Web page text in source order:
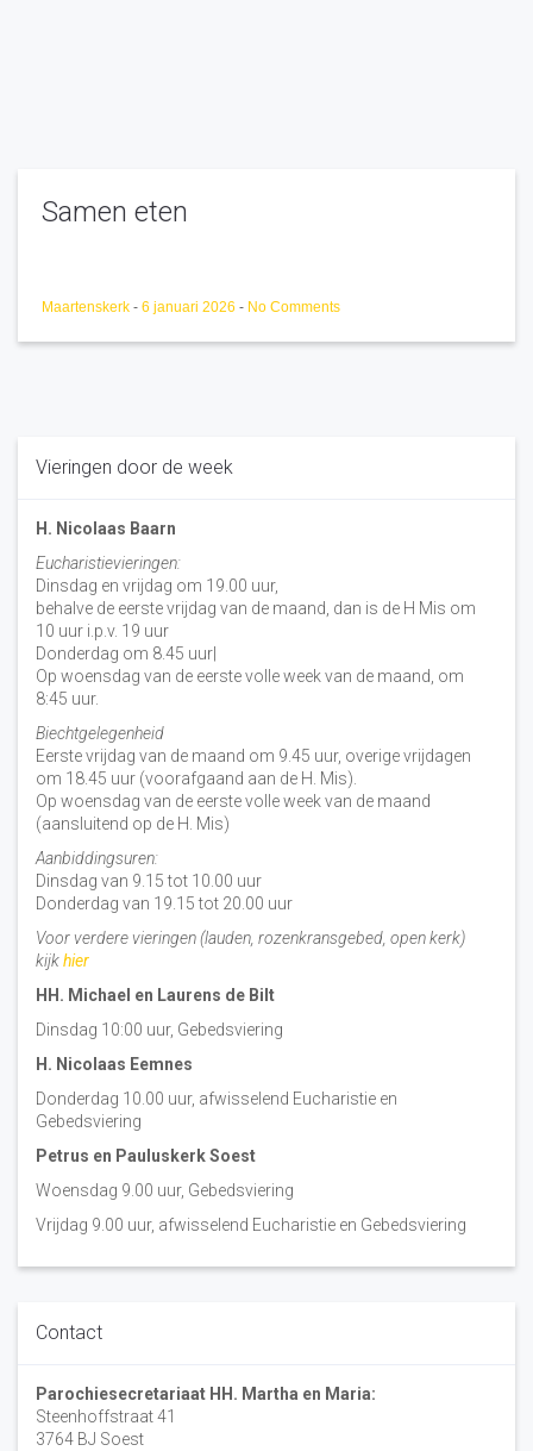
Samen eten
Maartenskerk - 6 januari 2026 - No Comments
Vieringen door de week
H. Nicolaas Baarn
Eucharistievieringen:
Dinsdag en vrijdag om 19.00 uur,
behalve de eerste vrijdag van de maand, dan is de H Mis om
10 uur i.p.v. 19 uur
Donderdag om 8.45 uur|
Op woensdag van de eerste volle week van de maand, om
8:45 uur.
Biechtgelegenheid
Eerste vrijdag van de maand om 9.45 uur, overige vrijdagen
om 18.45 uur (voorafgaand aan de H. Mis).
Op woensdag van de eerste volle week van de maand
(aansluitend op de H. Mis)
Aanbiddingsuren:
Dinsdag van 9.15 tot 10.00 uur
Donderdag van 19.15 tot 20.00 uur
Voor verdere vieringen (lauden, rozenkransgebed, open kerk)
kijkhier
HH. Michael en Laurens de Bilt
Dinsdag 10:00 uur, Gebedsviering
H. Nicolaas Eemnes
Donderdag 10.00 uur, afwisselend Eucharistie en
Gebedsviering
Petrus en Pauluskerk Soest
Woensdag 9.00 uur, Gebedsviering
Vrijdag 9.00 uur, afwisselend Eucharistie en Gebedsviering
Contact
Parochiesecretariaat HH. Martha en Maria:
Steenhoffstraat 41
3764 BJ Soest